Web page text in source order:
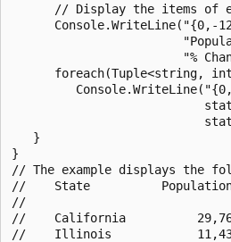
// Display the items of
Console.WriteLine("{0,-
"%
foreach(Tuple<string,
   }
}
// The example displays the
//    State          Population
//
//    California
//    Illinois